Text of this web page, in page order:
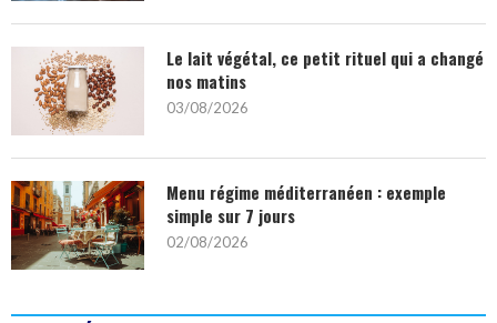
Le lait végétal, ce petit rituel qui a changé
nos matins
03/08/2026
Menu régime méditerranéen : exemple
simple sur 7 jours
02/08/2026